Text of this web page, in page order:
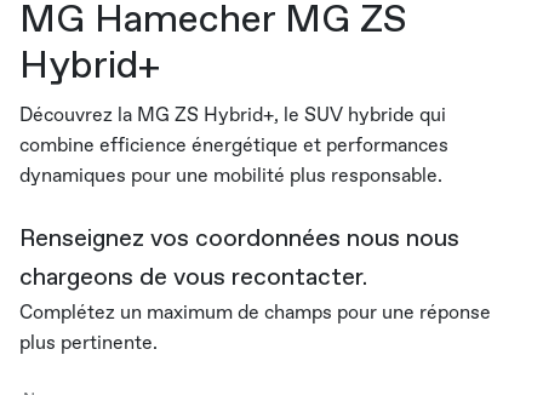
MG Hamecher MG ZS
Hybrid+
Découvrez la MG ZS Hybrid+, le SUV hybride qui
combine efficience énergétique et performances
dynamiques pour une mobilité plus responsable.
Renseignez vos coordonnées nous nous
chargeons de vous recontacter.
Complétez un maximum de champs pour une réponse
plus pertinente.